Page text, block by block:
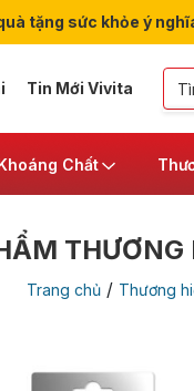
tặng sức khỏe ý
Tin Mới Vivita
Chất
THƯƠNG
Trang chủ/ Thương